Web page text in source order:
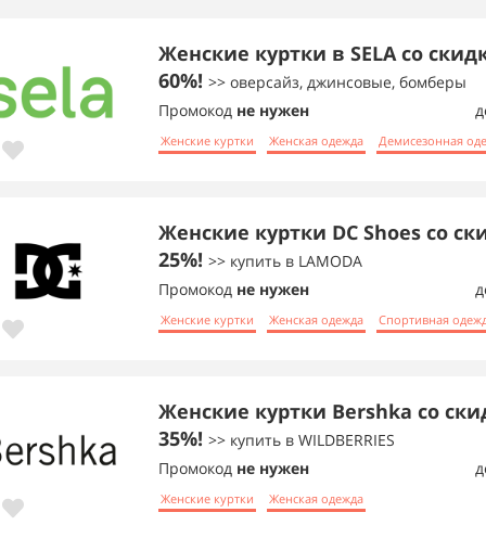
Женские куртки в SELA со
60%! >> оверсайз, джинсовые, бомберы
Промокод не нужен
Женские куртки Женская одежда Демисезонная
Женские куртки DC Shoes со
25%! >> купить в LAMODA
Промокод не нужен
Женские куртки Женская одежда Спортивная
Женские куртки Bershka со
35%! >> купить в WILDBERRIES
Промокод не нужен
Женские куртки Женская одежда